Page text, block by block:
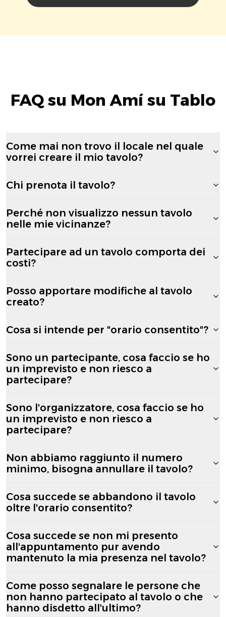
FAQ su Mon Amí su Tablo
Come mai non trovo il locale nel quale
vorrei creare il mio tavolo?
Chi prenota il tavolo?
Perché non visualizzo nessun tavolo
nelle mie vicinanze?
Partecipare ad un tavolo comporta dei
costi?
Posso apportare modifiche al tavolo
creato?
Cosa si intende per "orario consentito"?
Sono un partecipante, cosa faccio se ho
un imprevisto e non riesco a
partecipare?
Sono l'organizzatore, cosa faccio se ho
un imprevisto e non riesco a
partecipare?
Non abbiamo raggiunto il numero
minimo, bisogna annullare il tavolo?
Cosa succede se abbandono il tavolo
oltre l'orario consentito?
Cosa succede se non mi presento
all'appuntamento pur avendo
mantenuto la mia presenza nel tavolo?
Come posso segnalare le persone che
non hanno partecipato al tavolo o che
hanno disdetto all'ultimo?